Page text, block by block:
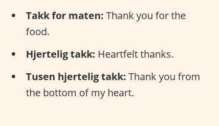
Takk for maten: Thank you for the
food.
Hjertelig takk: Heartfelt thanks.
Tusen hjertelig takk: Thank you from
the bottom of my heart.